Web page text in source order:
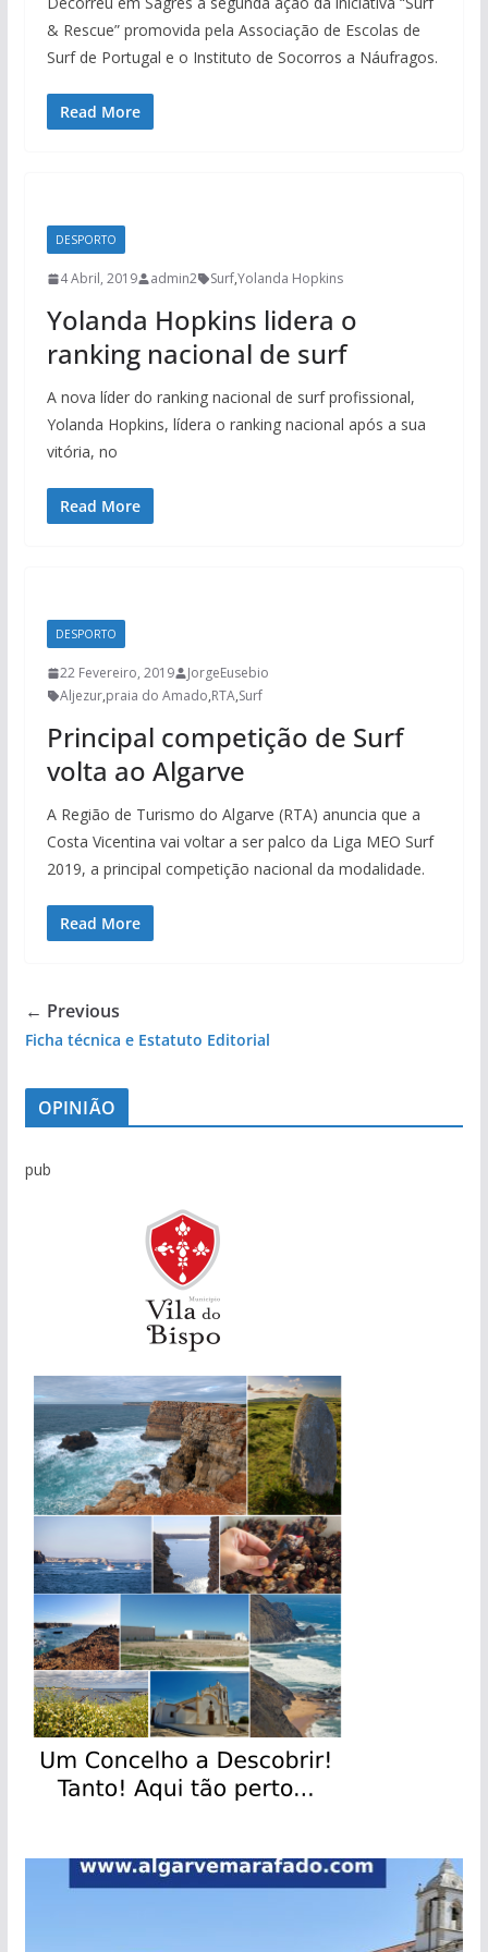
& Rescue” promovida pela Associação de Escolas de
Surf de Portugal e o Instituto de Socorros a Náufragos.
Read More
DESPORTO
4 Abril, 2019 admin2 Surf,Yolanda Hopkins
Yolanda Hopkins lidera o
ranking nacional de surf
A nova líder do ranking nacional de surf profissional,
Yolanda Hopkins, lídera o ranking nacional após a sua
vitória, no
Read More
DESPORTO
22 Fevereiro, 2019
JorgeEusebio
Aljezur,praia do Amado,RTA,Surf
Principal competição de Surf
volta ao Algarve
A Região de Turismo do Algarve (RTA) anuncia que a
Costa Vicentina vai voltar a ser palco da Liga MEO Surf
2019, a principal competição nacional da modalidade.
Read More
← Previous
Ficha técnica e Estatuto Editorial
OPINIÃO
pub